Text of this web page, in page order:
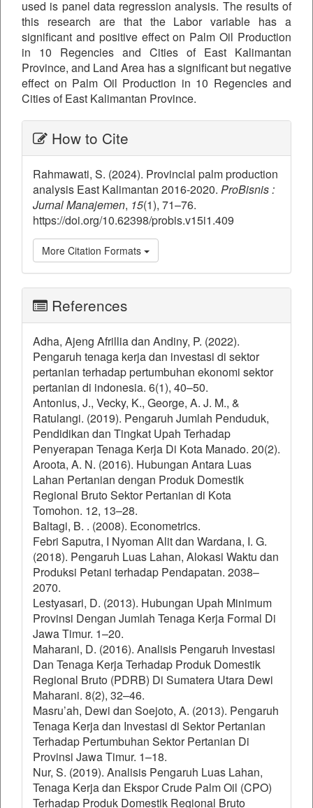
used is panel data regression analysis. The results of
this research are that the Labor variable has a
significant and positive effect on Palm Oil Production
in 10 Regencies and Cities of East Kalimantan
Province, and Land Area has a significant but negative
effect on Palm Oil Production in 10 Regencies and
Cities of East Kalimantan Province.
How to Cite
Rahmawati, S. (2024). Provincial palm production
analysis East Kalimantan 2016-2020. ProBisnis :
Jurnal Manajemen, 15(1), 71–76.
https://doi.org/10.62398/probis.v15i1.409
More Citation Formats
References
Adha, Ajeng Afrillia dan Andiny, P. (2022).
Pengaruh tenaga kerja dan investasi di sektor
pertanian terhadap pertumbuhan ekonomi sektor
pertanian di indonesia. 6(1), 40–50.
Antonius, J., Vecky, K., George, A. J. M., &
Ratulangi. (2019). Pengaruh Jumlah Penduduk,
Pendidikan dan Tingkat Upah Terhadap
Penyerapan Tenaga Kerja Di Kota Manado. 20(2).
Aroota, A. N. (2016). Hubungan Antara Luas
Lahan Pertanian dengan Produk Domestik
Regional Bruto Sektor Pertanian di Kota
Tomohon. 12, 13–28.
Baltagi, B. . (2008). Econometrics.
Febri Saputra, I Nyoman Alit dan Wardana, I. G.
(2018). Pengaruh Luas Lahan, Alokasi Waktu dan
Produksi Petani terhadap Pendapatan. 2038–
2070.
Lestyasari, D. (2013). Hubungan Upah Minimum
Provinsi Dengan Jumlah Tenaga Kerja Formal Di
Jawa Timur. 1–20.
Maharani, D. (2016). Analisis Pengaruh Investasi
Dan Tenaga Kerja Terhadap Produk Domestik
Regional Bruto (PDRB) Di Sumatera Utara Dewi
Maharani. 8(2), 32–46.
Masru’ah, Dewi dan Soejoto, A. (2013). Pengaruh
Tenaga Kerja dan Investasi di Sektor Pertanian
Terhadap Pertumbuhan Sektor Pertanian Di
Provinsi Jawa Timur. 1–18.
Nur, S. (2019). Analisis Pengaruh Luas Lahan,
Tenaga Kerja dan Ekspor Crude Palm Oil (CPO)
Terhadap Produk Domestik Regional Bruto